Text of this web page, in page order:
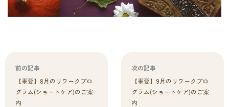
前の記事
【重要】8月のリワークプロ
グラム(ショートケア)のご案
内
次の記事
【重要】9月のリワークプロ
グラム(ショートケア)のご案
内